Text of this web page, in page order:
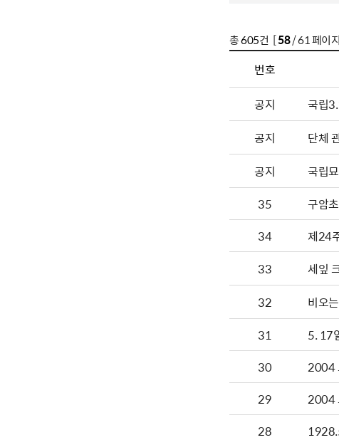
총605건 [58/ 61 페이
번호
공지
국립
공지
단체
공지
국립
35
구암
34
제24
33
세잎
32
비오
31
5. 17
30
2004
29
2004
28